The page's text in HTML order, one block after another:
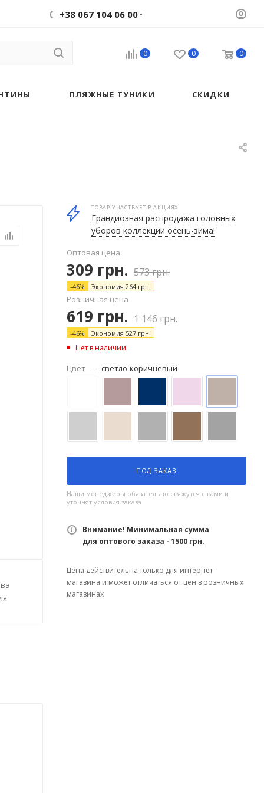
+38 067 104 06 00
0 0 0
ПЛЯЖНЫЕ ТУНИКИ СКИДКИ
ТОВАР УЧАСТВУЕТ В АКЦИЯХ
Грандиозная распродажа головных
уборов коллекции осень-зима!
Оптовая цена
309 грн. 573грн.
-46% Экономия 264грн.
Розничная цена
619 грн. 1 146грн.
-46% Экономия 527 грн.
Нет в наличии
Цвет — светло-коричневый
ПОД ЗАКАЗ
Наши менеджеры обязательно свяжутся с вами и
уточнят условия заказа
Внимание! Минимальная сумма
для оптового заказа - 1500 грн.
Цена действительна только для интернет-
магазина и может отличаться от цен в розничных
магазинах